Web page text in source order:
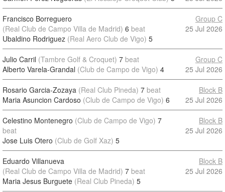
Francisco Borreguero
(Real Club de Campo Villa de Madrid) 6 beat
Ubaldino Rodriguez (Real Aero Club de Vigo) 5
Group C
25 Jul 2026
Julio Carril (Tambre Golf & Croquet) 7 beat
Alberto Varela-Grandal (Club de Campo de Vigo) 4
Group C
25 Jul 2026
Rosario Garcia-Zozaya (Real Club Pineda) 7 beat
Maria Asuncion Cardoso (Club de Campo de Vigo) 6
Block B
25 Jul 2026
Celestino Montenegro (Club de Campo de Vigo) 7
beat
Jose Luis Otero (Club de Golf Xaz) 5
Block B
25 Jul 2026
Eduardo Villanueva
(Real Club de Campo Villa de Madrid) 7 beat
Maria Jesus Burguete (Real Club Pineda) 5
Block B
25 Jul 2026